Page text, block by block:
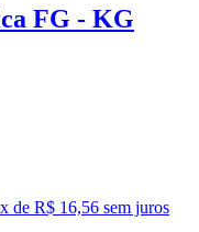
FG - KG
x de R$ 16,56 sem juros